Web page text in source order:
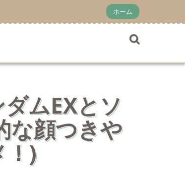
ホーム
ムEXとソ
な顔つきや
！)